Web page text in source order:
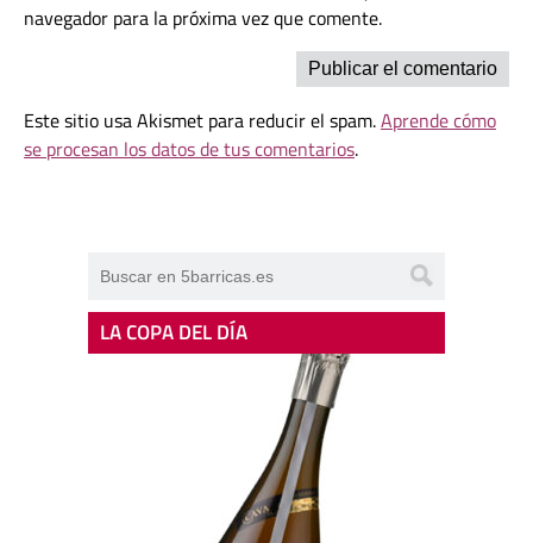
navegador para la próxima vez que comente.
Este sitio usa Akismet para reducir el spam.Aprende cómo
se procesan los datos de tus comentarios.
LA COPA DEL DÍA